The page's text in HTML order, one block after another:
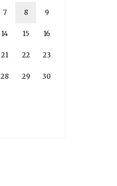
7 8 9
14 15 16
21 22 23
28 29 30